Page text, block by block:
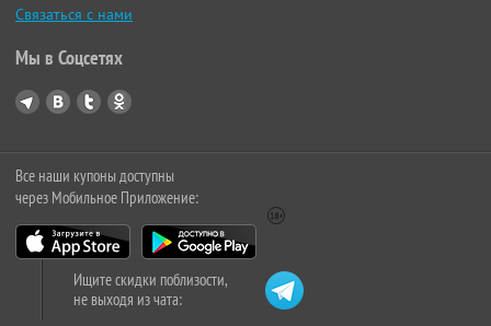
Связаться с нами
Мы в Соцсетях
Все наши купоны доступны
через Мобильное Приложение:
Ищите скидки поблизости,
не выходя из чата: